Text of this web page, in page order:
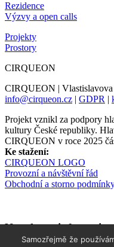
Rezidence
Výzvy a open calls
Projekty
Prostory
CIRQUEON
CIRQUEON | Vlastislavova
info@cirqueon.cz | GDPR |
Projekt vznikl za podpory
kultury České republiky.
CIRQUEON v roce 2025
Ke stažení:
CIRQUEON LOGO
Provozní a návštěvní řád
Obchodní a storno
Newsletter informuje
Samozřejmě že